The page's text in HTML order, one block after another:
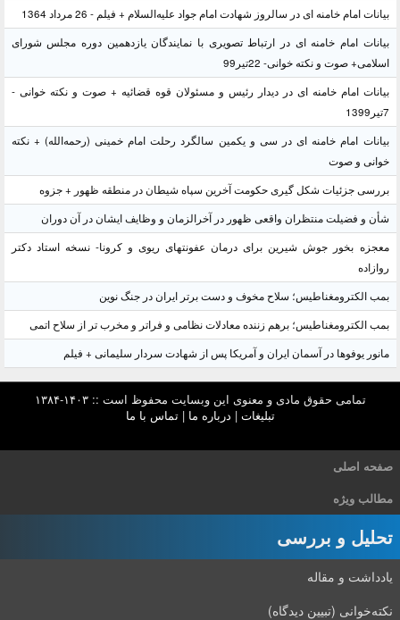
بیانات امام خامنه ای در سالروز شهادت امام جواد علیه‌السلام + فیلم - 26 مرداد 1364
بیانات امام خامنه ای در ارتباط تصویری با نمایندگان یازدهمین دوره مجلس شورای
اسلامی+ صوت و نکته خوانی- 22تیر99
بیانات امام خامنه ای در دیدار رئیس و مسئولان قوه قضائیه + صوت و نکته خوانی -
7تیر1399
بیانات امام خامنه ای در سی و یکمین سالگرد رحلت امام خمینی (رحمه‌الله) + نکته
خوانی و صوت
بررسی جزئیات شکل گیری حکومت آخرین سپاه شیطان در منطقه ظهور + جزوه
شأن و فضیلت منتظران واقعی ظهور در آخرالزمان و وظایف ایشان در آن دوران
معجزه بخور جوش شیرین برای درمان عفونتهای ریوی و کرونا- نسخه استاد دکتر
روازاده
بمب الکترومغناطیس؛ سلاح مخوف و دست برتر ایران در جنگ نوین
بمب الکترومغناطیس؛ برهم زننده معادلات نظامی و فراتر و مخرب تر از سلاح اتمی
مانور یوفوها در آسمان ایران و آمریکا پس از شهادت سردار سلیمانی + فیلم
تمامی حقوق مادی و معنوی این وبسایت محفوظ است :: ۱۴۰۳-۱۳۸۴
تبلیغات | درباره ما |تماس با ما
صفحه اصلی
مطالب ویژه
تحلیل و بررسی
یادداشت و مقاله
نکته‌خوانی (تبیین دیدگاه)